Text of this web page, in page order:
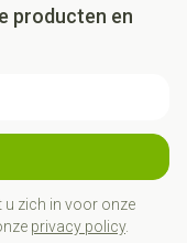
producten en
u zich in voor onze
privacy policy.